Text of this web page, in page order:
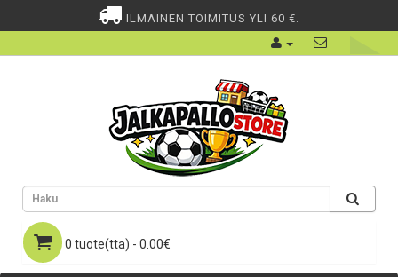
ILMAINEN TOIMITUS YLI 60 €.
0 tuote(tta) - 0.00€